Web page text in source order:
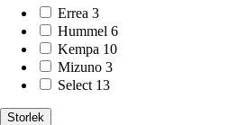
Errea 3
Hummel 6
Kempa 10
Mizuno 3
Select 13
Storlek